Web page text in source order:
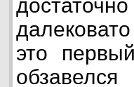
это